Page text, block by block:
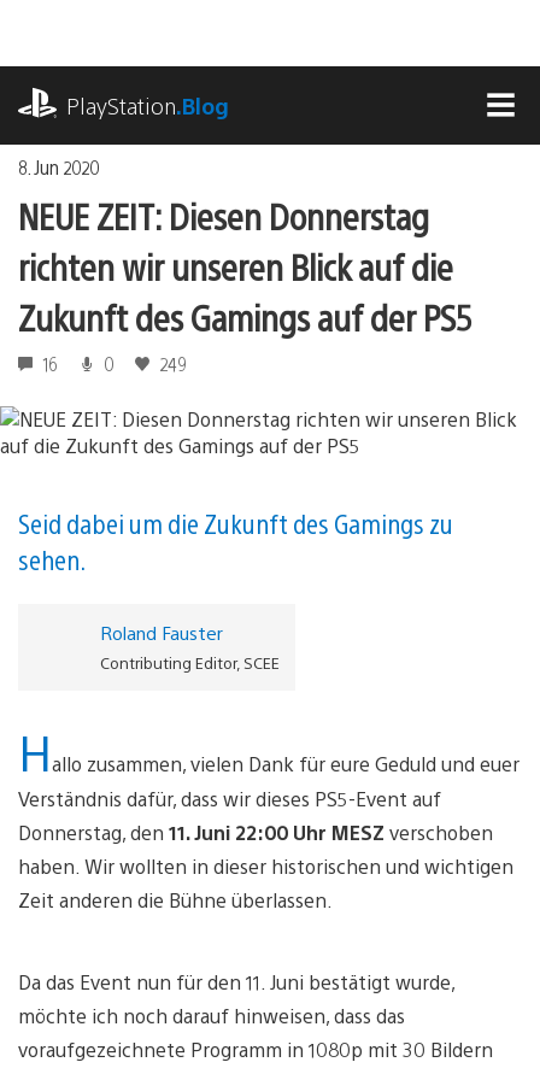
springen
PlayStation.Blog
8. Jun 2020
NEUE ZEIT: Diesen Donnerstag
richten wir unseren Blick auf die
Zukunft des Gamings auf der PS5
16 0 249
Seid dabei um die Zukunft des Gamings zu
sehen.
Roland Fauster
Contributing Editor, SCEE
Hallo zusammen, vielen Dank für eure Geduld und euer
Verständnis dafür, dass wir dieses PS5-Event auf
Donnerstag, den 11. Juni 22:00 Uhr MESZ verschoben
haben. Wir wollten in dieser historischen und wichtigen
Zeit anderen die Bühne überlassen.
Da das Event nun für den 11. Juni bestätigt wurde,
möchte ich noch darauf hinweisen, dass das
voraufgezeichnete Programm in 1080p mit 30 Bildern